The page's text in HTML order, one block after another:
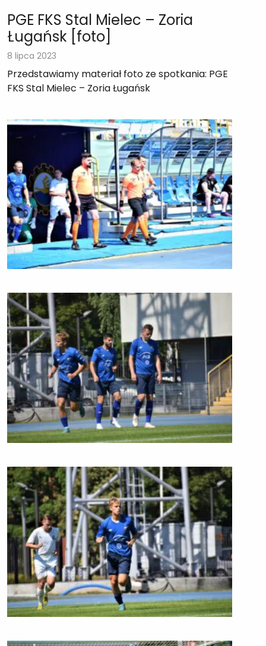
PGE FKS Stal Mielec – Zoria
Ługańsk [foto]
8 lipca 2023
Przedstawiamy materiał foto ze spotkania: PGE
FKS Stal Mielec – Zoria Ługańsk